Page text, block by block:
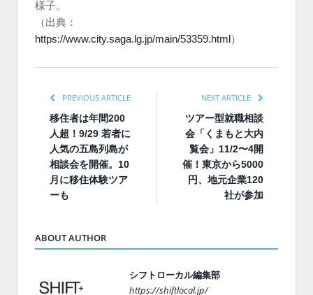
様子。
（出典：
https://www.city.saga.lg.jp/main/53359.html ）
PREVIOUS ARTICLE
移住者は年間200
人超！9/29 若者に
人気の五島列島が
相談会を開催。10
月に移住体験ツア
ーも
NEXT ARTICLE
ツアー型就職相談
会「くまもと大内
覧会」11/2〜4開
催！東京から5000
円、地元企業120
社が参加
ABOUT AUTHOR
シフトローカル編集部
https://shiftlocal.jp/